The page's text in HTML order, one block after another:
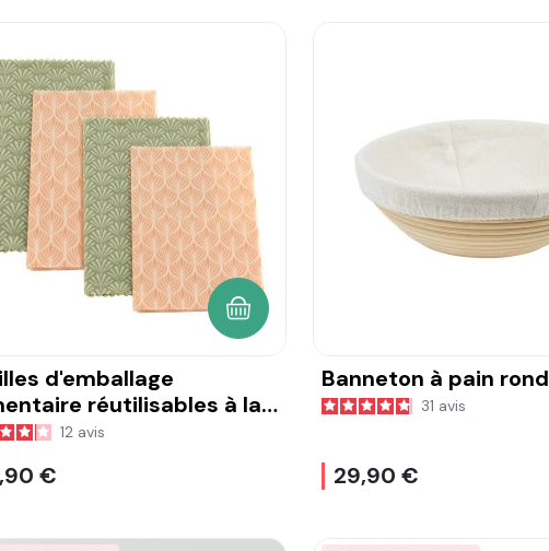
d'emballage
réutilisables à la
d'abeille
12 avis
€
AJOUTER AU PANIER
Banneton à pain rond
31 avis
29,90 €